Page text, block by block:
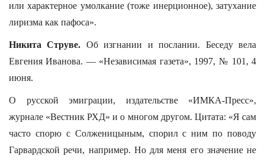
или характерное умолкание (тоже инерционное), затухание
лиризма как пафоса».
Никита Струве. Об изгнании и послании. Беседу вела
Евгения Иванова. — «Независимая газета», 1997, № 101, 4
июня.
О русской эмиграции, издательстве «ИМКА-Пресс»,
журнале «Вестник РХД» и о многом другом. Цитата: «Я сам
часто спорю с Солженицыным, спорил с ним по поводу
Гарвардской речи, например. Но для меня его значение не